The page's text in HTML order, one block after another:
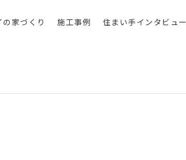
家づくり 施工事例 住まい手インタビュー